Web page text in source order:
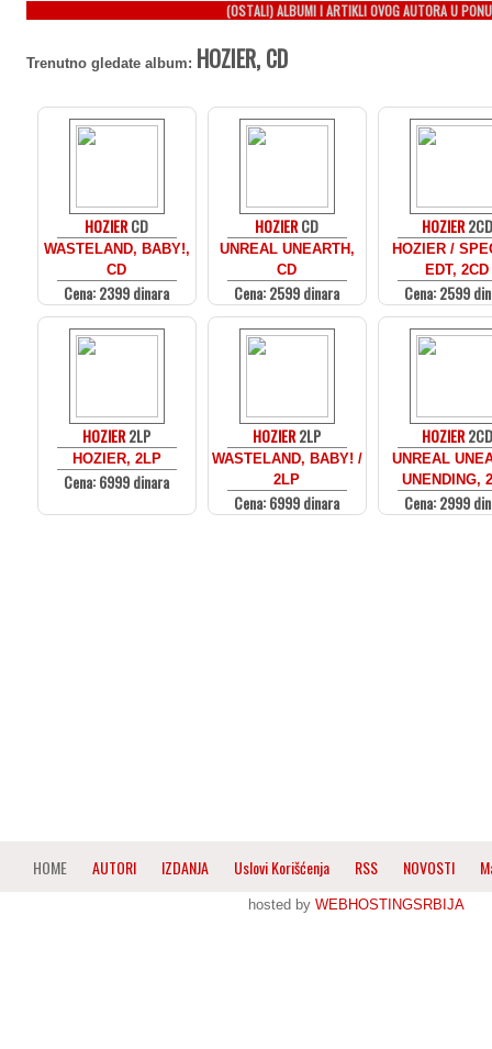
(OSTALI) ALBUMI I ARTIKLI OVOG AUTORA U
Trenutno gledate album: HOZIER, CD
HOZIERCD
WASTELAND, BABY!,
CD
Cena: 2399 dinara
HOZIERCD
UNREAL UNEARTH,
CD
Cena: 2599 dinara
HOZIER2CD
HOZIER /
EDT, 2CD
Cena: 2599
HOZIER2LP
HOZIER, 2LP
Cena: 6999 dinara
HOZIER2LP
WASTELAND, BABY! /
2LP
Cena: 6999 dinara
HOZIER2CD
UNREAL
UNENDING,
Cena: 2999
HOME AUTORI IZDANJA Uslovi Korišćenja RSS NOVOSTI
hosted by WEBHOSTINGSRBIJA